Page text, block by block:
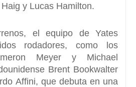
y Lucas Hamilton.
el equipo de Yates
rodadores, como los
Meyer y Michael
Brent Bookwalter
Affini, que debuta en una